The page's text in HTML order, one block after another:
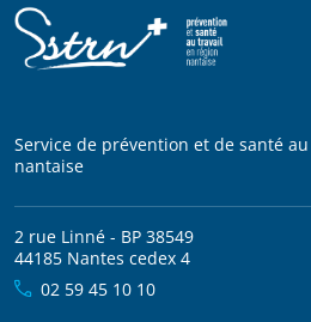
Service de prévention et de santé
nantaise
2 rue Linné - BP 38549
44185 Nantes cedex 4
02 59 45 10 10